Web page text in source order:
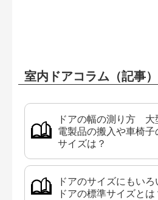
室内ドアコラム（記事）
ドアの幅の測り方 大
電製品の搬入や車椅
サイズは？
ドアのサイズにもい
ドアの標準サイズとは